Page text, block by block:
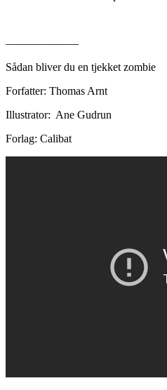
——————–
Sådan bliver du en tjekket zombie
Forfatter: Thomas Arnt
Illustrator: Ane Gudrun
Forlag: Calibat